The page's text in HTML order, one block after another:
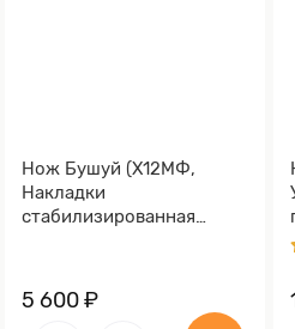
Нож Бушуй (Х12МФ,
Накладки
стабилизированная
5 600 ₽